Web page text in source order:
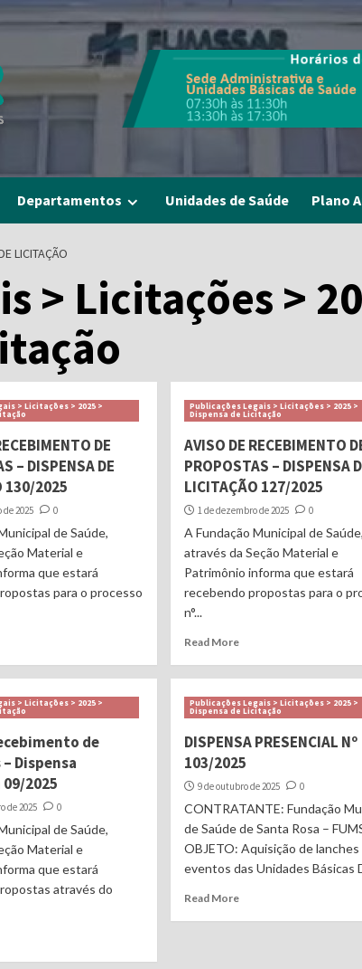
Departamentos Unidades de Saúde Plano
LICITAÇÃO
> Licitações >
> Licitações > 2025 >
DE
– DISPENSA DE
130/2025
2025 0
de Saúde,
Material e
que estará
para o processo
Publicações Legais > Licitações > 2025 >
Dispensa de Licitação
AVISO DE RECEBIMENTO
PROPOSTAS – DISPENSA
LICITAÇÃO 127/2025
1 de dezembro de 2025 0
A Fundação Municipal de Saúde,
através da Seção Material e
Patrimônio informa que estará
recebendo propostas para o
n°...
Read More
> Licitações > 2025 >
de
Dispensa
2025
de 2025 0
de Saúde,
Material e
que estará
através do
Publicações Legais > Licitações > 2025 >
Dispensa de Licitação
DISPENSA PRESENCIAL Nº
103/2025
9 de outubro de 2025 0
CONTRATANTE: Fundação
de Saúde de Santa Rosa –
OBJETO: Aquisição de lanches
eventos das Unidades Básicas
Read More